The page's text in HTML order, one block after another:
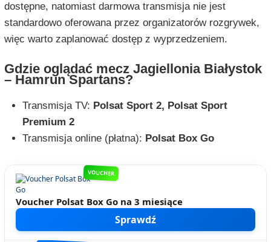
dostępne, natomiast darmowa transmisja nie jest
standardowo oferowana przez organizatorów rozgrywek,
więc warto zaplanować dostęp z wyprzedzeniem.
Gdzie oglądać mecz Jagiellonia Białystok
– Hamrun Spartans?
Transmisja TV: Polsat Sport 2, Polsat Sport
Premium 2
Transmisja online (płatna): Polsat Box Go
VOUCHER
Voucher Polsat Box Go na 3 miesiące
Sprawdź